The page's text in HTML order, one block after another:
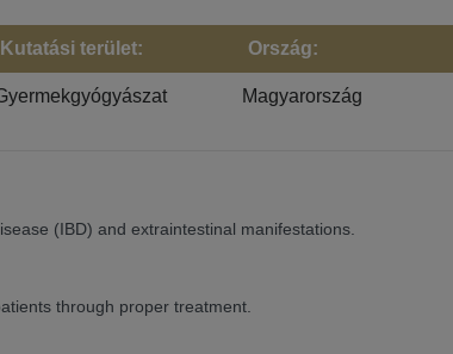
Kutatási terület: Ország:
Magyarország
(IBD) and extraintestinal manifestations.
through proper treatment.